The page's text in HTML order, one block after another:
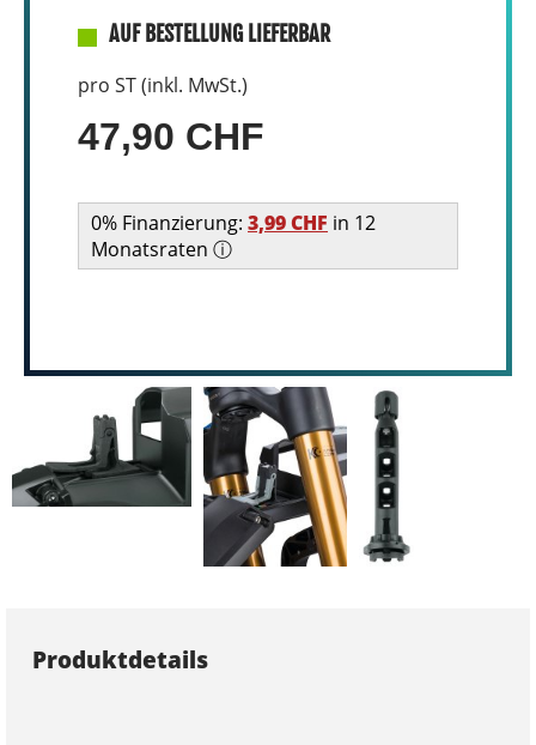
AUF BESTELLUNG LIEFERBAR
pro ST (inkl. MwSt.)
47,90 CHF
0% Finanzierung: 3,99 CHF in 12
Monatsraten ⓘ
Produktdetails